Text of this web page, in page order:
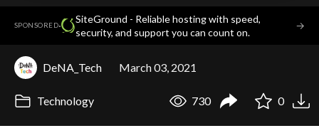
SPONSORED·
SiteGround - Reliable hosting with speed,
security, and support you can count on.
→
DeNA_Tech March 03, 2021
Technology 730 0